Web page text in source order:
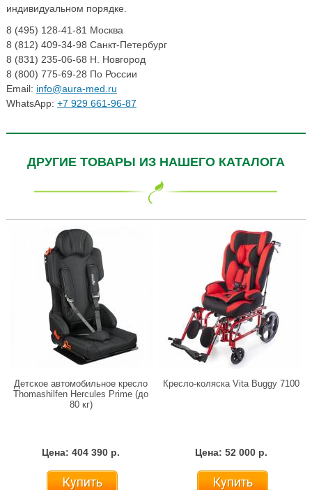
индивидуальном порядке.
8 (495) 128-41-81 Москва
8 (812) 409-34-98 Санкт-Петербург
8 (831) 235-06-68 Н. Новгород
8 (800) 775-69-28 По России
Email: info@aura-med.ru
WhatsApp: +7 929 661-96-87
ДРУГИЕ ТОВАРЫ ИЗ НАШЕГО КАТАЛОГА
Детское автомобильное кресло
Thomashilfen Hercules Prime (до
80 кг)
Цена: 404 390 р.
Купить
Кресло-коляска Vita Buggy 7100
Цена: 52 000 р.
Купить